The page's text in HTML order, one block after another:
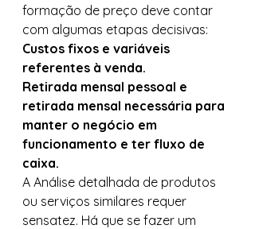
formação de preço deve contar
com algumas etapas decisivas:
Custos fixos e variáveis
referentes à venda.
Retirada mensal pessoal e
retirada mensal necessária para
manter o negócio em
funcionamento e ter fluxo de
caixa.
A Análise detalhada de produtos
ou serviços similares requer
sensatez. Há que se fazer um